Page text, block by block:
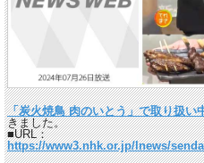
「炭火焼鳥 肉のいとう」で取り扱い
きました。
■URL：
https://www3.nhk.or.jp/lnews/